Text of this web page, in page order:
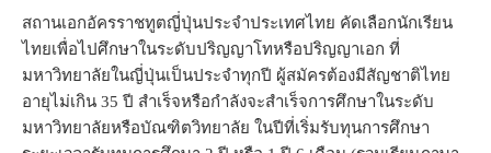
สถานเอกอัครราชทูตญี่ปุ่นประจำประเทศไทย คัดเลือกนักเรียน
ไทยเพื่อไปศึกษาในระดับปริญญาโทหรือปริญญาเอก ที่
มหาวิทยาลัยในญี่ปุ่นเป็นประจำทุกปี ผู้สมัครต้องมีสัญชาติไทย
อายุไม่เกิน 35 ปี สำเร็จหรือกำลังจะสำเร็จการศึกษาในระดับ
มหาวิทยาลัยหรือบัณฑิตวิทยาลัย ในปีที่เริ่มรับทุนการศึกษา